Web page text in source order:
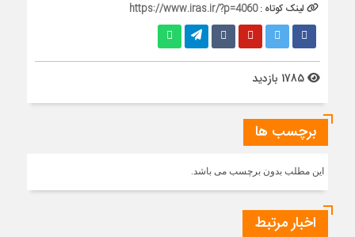
لینک کوتاه :https://www.iras.ir/?p=4060
برچسب ها
این مطلب بدون برچسب می باشد.
اخبار مرتبط